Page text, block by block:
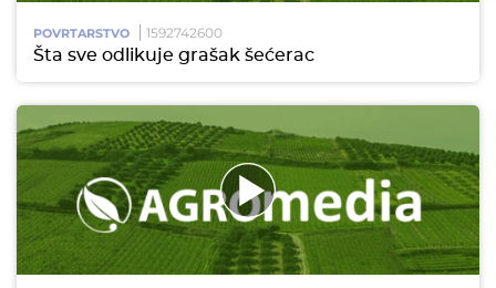
POVRTARSTVO 1592742600
Šta sve odlikuje grašak šećerac